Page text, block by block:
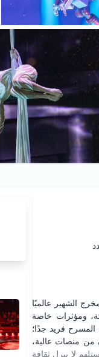
الشهير عالميًا
ومؤثرات خاصة
حقًا. يستغرق العرض 90 دقيقة ويضم 65 مؤديًا موهوبًا من أكثر من 20 دولة. المسرح فريد جدًا؛
من منصات عالية،
لا بيرل ثقافة